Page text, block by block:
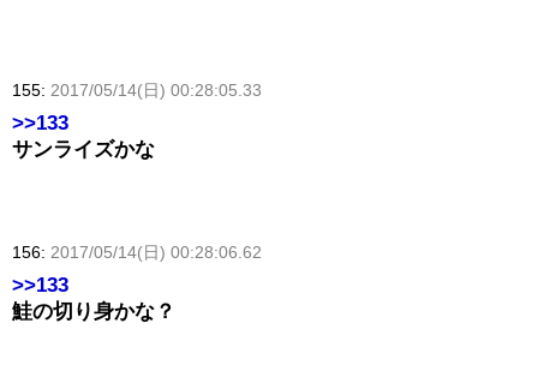
155: 2017/05/14(日) 00:28:05.33
>>133
サンライズかな
156: 2017/05/14(日) 00:28:06.62
>>133
鮭の切り身かな？